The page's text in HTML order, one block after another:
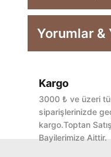
Yorumlar &
Kargo
3000 ₺ ve üzeri
siparişlerinizde
kargo.Toptan
Bayilerimize Aittir.